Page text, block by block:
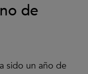
de
sido un año de